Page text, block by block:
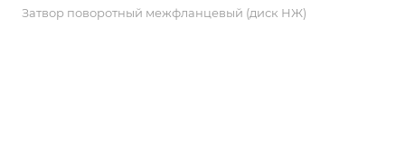
Затвор поворотный межфланцевый (диск НЖ)